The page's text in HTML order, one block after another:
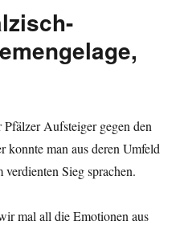
Aufsteiger gegen den
konnte man aus deren Umfeld
Sieg sprachen.
mal all die Emotionen aus